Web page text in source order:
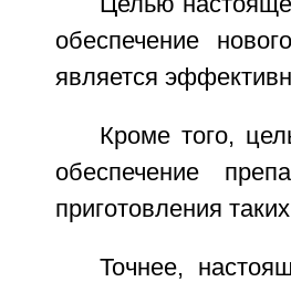
обеспечение
является
Кроме того,
обеспечение
приготовления
Точнее,